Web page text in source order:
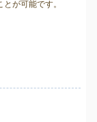
とが可能です。